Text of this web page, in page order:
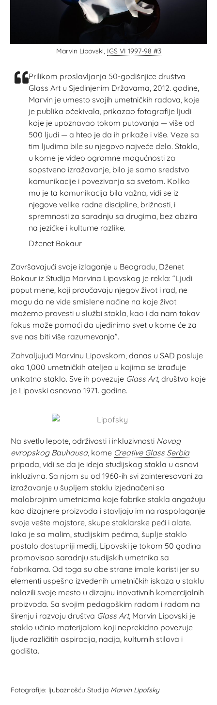
Marvin Lipovski, IGS VI 1997-98 #3
Prilikom proslavljanja 50-godišnjice društva
Glass Art u Sjedinjenim Državama, 2012. godine,
Marvin je umesto svojih umetničkih radova, koje
je publika očekivala, prikazao fotografije ljudi
koje je upoznavao tokom putovanja — više od
500 ljudi — a hteo je da ih prikaže i više. Veze sa
tim ljudima bile su njegovo najveće delo. Staklo,
u kome je video ogromne mogućnosti za
sopstveno izražavanje, bilo je samo sredstvo
komunikacije i povezivanja sa svetom. Koliko
mu je ta komunikacija bila važna, vidi se iz
njegove velike radne discipline, brižnosti, i
spremnosti za saradnju sa drugima, bez obzira
na jezičke i kulturne razlike.
Dženet Bokaur
Završavajući svoje izlaganje u Beogradu, Dženet
Bokaur iz Studija Marvina Lipovskog je rekla: “Ljudi
poput mene, koji proučavaju njegov život i rad, ne
mogu da ne vide smislene načine na koje život
možemo provesti u službi stakla, kao i da nam takav
fokus može pomoći da ujedinimo svet u kome će za
sve nas biti više razumevanja”.
Zahvaljujući Marvinu Lipovskom, danas u SAD posluje
oko 1,000 umetničkih ateljea u kojima se izrađuje
unikatno staklo. Sve ih povezuje Glass Art, društvo koje
je Lipovski osnovao 1971. godine.
Na svetlu lepote, održivosti i inkluzivnosti Novog
evropskog Bauhausa, kome Creative Glass Serbia
pripada, vidi se da je ideja studijskog stakla u osnovi
inkluzivna. Sa njom su od 1960-ih svi zainteresovani za
izražavanje u šupljem staklu izjednačeni sa
malobrojnim umetnicima koje fabrike stakla angažuju
kao dizajnere proizvoda i stavljaju im na raspolaganje
svoje vešte majstore, skupe staklarske peći i alate.
Iako je sa malim, studijskim pećima, šuplje staklo
postalo dostupniji medij, Lipovski je tokom 50 godina
promovisao saradnju studijskih umetnika sa
fabrikama. Od toga su obe strane imale koristi jer su
elementi uspešno izvedenih umetničkih iskaza u staklu
nalazili svoje mesto u dizajnu inovativnih komercijalnih
proizvoda. Sa svojim pedagoškim radom i radom na
širenju i razvoju društva Glass Art, Marvin Lipovski je
staklo učinio materijalom koji neprekidno povezuje
ljude različitih aspiracija, nacija, kulturnih stilova i
godišta.
Fotografije: ljubaznošću Studija Marvin Lipofsky